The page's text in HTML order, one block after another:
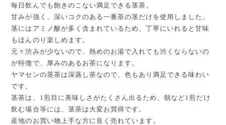
毎日飲んでも飽きのこない満足できる茎茶。
甘みが強く、深いコクのある一番茶の茎だけを使用しました。
茎にはアミノ酸が多く含まれているため、丁寧にいれると甘味
もほんのり楽しめます。
元々渋みが少ないので、熱めのお湯で入れても渋くならないの
が特徴で、厚みのあるお茶になります。
ヤマセンの茎茶は深蒸し茶なので、色もあり満足できる味わい
です。
茎茶は、1煎目に美味しさがたくさん出るため、朝など1煎だけ
飲む場合等には、茎茶は大変お買得です。
産地のお買い物上手な方に良く売れています。